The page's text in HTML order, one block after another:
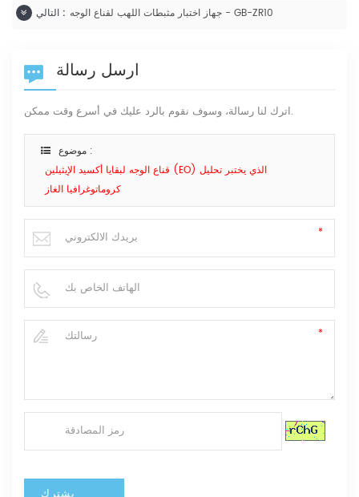
التالي : جهاز اختبار مثبطات اللهب لقناع الوجه - GB-ZR10
ارسل رسالة
اترك لنا رسالة، وسوف نقوم بالرد عليك في أسرع وقت ممكن.
موضوع :
قناع الوجه لبقايا أكسيد الإيثيلين (EO) الذي يختبر تحليل
كروماتوغرافيا الغاز